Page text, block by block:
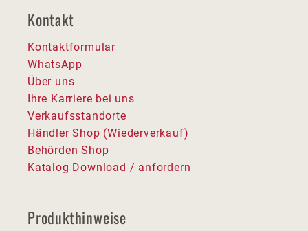
Kontakt
Kontaktformular
WhatsApp
Über uns
Ihre Karriere bei uns
Verkaufsstandorte
Händler Shop (Wiederverkauf)
Behörden Shop
Katalog Download / anfordern
Produkthinweise